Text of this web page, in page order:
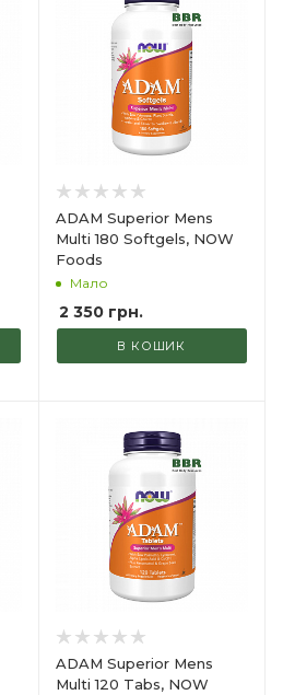
ADAM Superior Mens
Multi 180 Softgels, NOW
Foods
Мало
2 350грн.
В КОШИК
ADAM Superior Mens
Multi 120 Tabs, NOW